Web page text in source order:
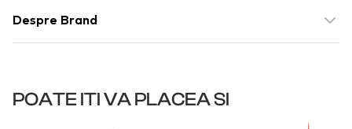
Despre Brand
POATE ITI VA PLACEA SI